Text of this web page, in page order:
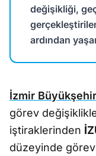
değişikliği,
ardından
İzmir
görev
iştiraklerinden
düzeyinde